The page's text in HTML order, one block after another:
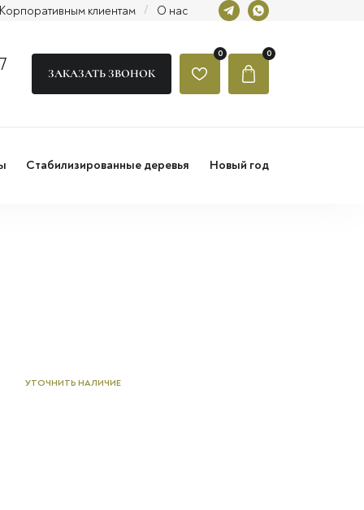
клиентам / О нас
ЗАКАЗАТЬ ЗВОНОК
0 0
Стабилизированные деревья Новый год
УТОЧНИТЬ НАЛИЧИЕ